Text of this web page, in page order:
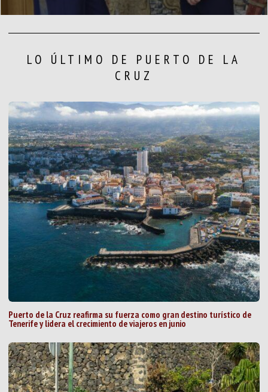
LO ÚLTIMO DE PUERTO DE LA
CRUZ
Puerto de la Cruz reafirma su fuerza como gran destino turístico de
Tenerife y lidera el crecimiento de viajeros en junio